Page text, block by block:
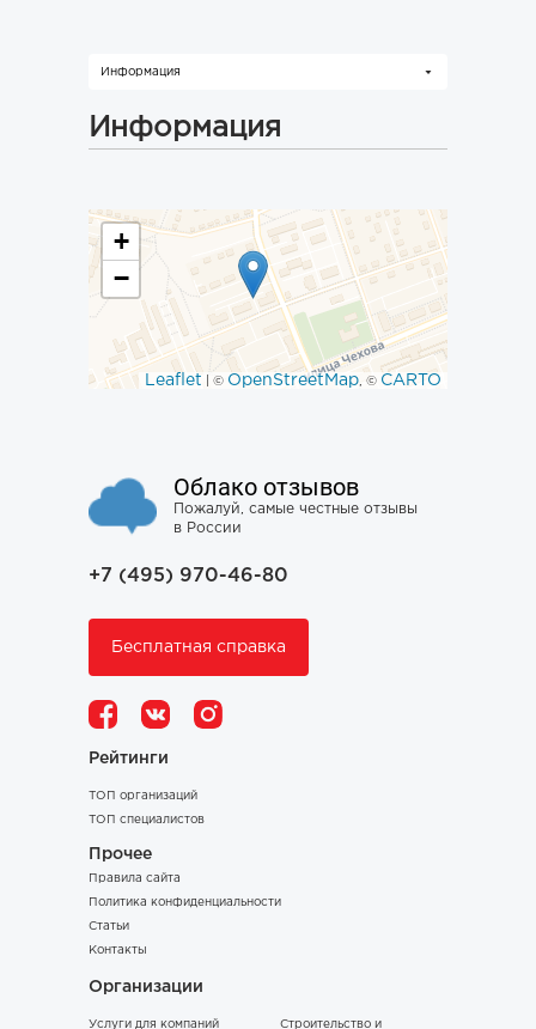
Информация
Информация
+
−
Leaflet | © OpenStreetMap, © CARTO
Облако отзывов
Пожалуй, самые честные отзывы
в России
+7 (495) 970-46-80
Бесплатная справка
Рейтинги
ТОП организаций
ТОП специалистов
Прочее
Правила сайта
Политика конфиденциальности
Статьи
Контакты
Организации
Услуги для компаний Строительство и